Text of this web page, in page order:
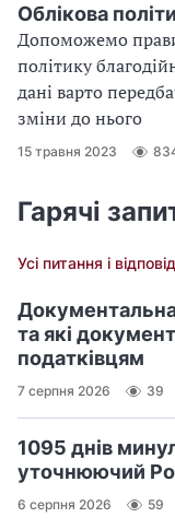
Облікова
Допоможемо
політику
дані варто
зміни до нього
15 травня 2023
Гарячі
Усі питання і
та які
податківцям
7 серпня 2026 39
1095 днів
уточнюючий
6 серпня 2026 59